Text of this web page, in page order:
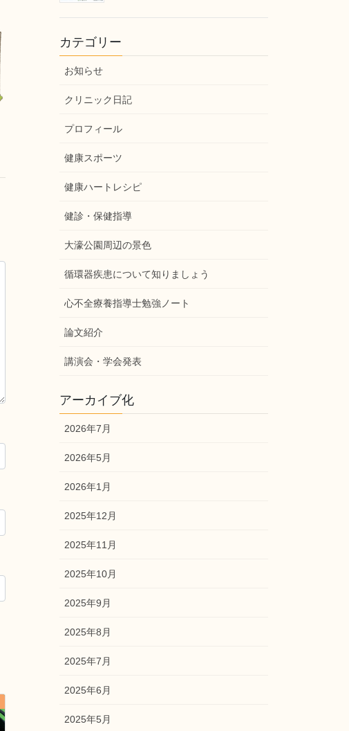
カテゴリー
お知らせ
クリニック日記
プロフィール
健康スポーツ
健康ハートレシピ
健診・保健指導
大濠公園周辺の景色
循環器疾患について知りましょう
心不全療養指導士勉強ノート
論文紹介
講演会・学会発表
アーカイブ化
2026年7月
2026年5月
2026年1月
2025年12月
2025年11月
2025年10月
2025年9月
2025年8月
2025年7月
2025年6月
2025年5月